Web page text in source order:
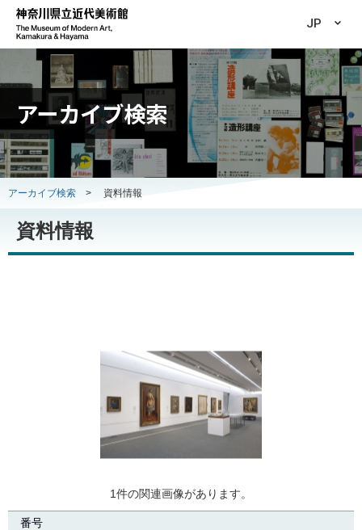
JP
アーカイブ検索
アーカイブ検索 > 資料情報
資料情報
1件の関連画像があります。
番号